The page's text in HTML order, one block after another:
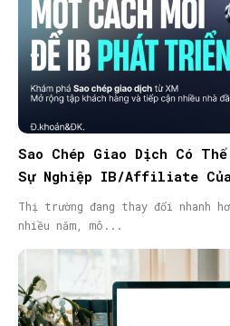
Sao Chép Giao Dịch Có
Sự Nghiệp IB/Affiliate
Thị trường đang thay đổi nhanh hơn
nhiều năm, mô...